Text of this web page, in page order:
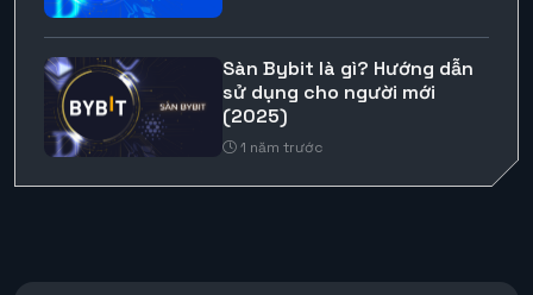
Sàn Bybit là gì? Hướng dẫn
sử dụng cho người mới
(2025)
1 năm trước